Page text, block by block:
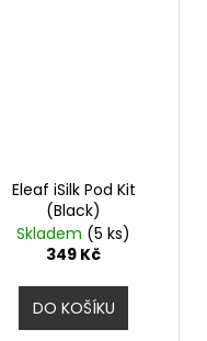
Eleaf iSilk Pod Kit
(Black)
Skladem (5 ks)
349 Kč
DO KOŠÍKU